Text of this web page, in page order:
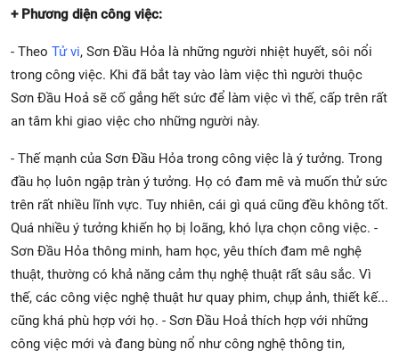
+ Phương diện công việc:
- Theo Tử vi, Sơn Đầu Hỏa là những người nhiệt huyết, sôi nổi
trong công việc. Khi đã bắt tay vào làm việc thì người thuộc
Sơn Đầu Hoả sẽ cố gắng hết sức để làm việc vì thế, cấp trên rất
an tâm khi giao việc cho những người này.
- Thế mạnh của Sơn Đầu Hỏa trong công việc là ý tưởng. Trong
đầu họ luôn ngập tràn ý tưởng. Họ có đam mê và muốn thử sức
trên rất nhiều lĩnh vực. Tuy nhiên, cái gì quá cũng đều không tốt.
Quá nhiều ý tưởng khiến họ bị loãng, khó lựa chọn công việc. -
Sơn Đầu Hỏa thông minh, ham học, yêu thích đam mê nghệ
thuật, thường có khả năng cảm thụ nghệ thuật rất sâu sắc. Vì
thế, các công việc nghệ thuật hư quay phim, chụp ảnh, thiết kế...
cũng khá phù hợp với họ. - Sơn Đầu Hoả thích hợp với những
công việc mới và đang bùng nổ như công nghệ thông tin,